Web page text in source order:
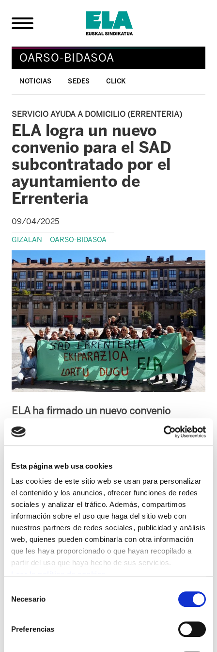
Esta página web usa cookies
Las cookies de este sitio web se usan para personalizar
el contenido y los anuncios, ofrecer funciones de redes
sociales y analizar el tráfico. Además, compartimos
información sobre el uso que haga del sitio web con
nuestros partners de redes sociales, publicidad y análisis
web, quienes pueden combinarla con otra información
que les haya proporcionado o que hayan recopilado a
partir del uso que haya hecho de sus servicios.
Necesario
Preferencias
OARSO-BIDASOA
NOTICIAS SEDES CLICK
SERVICIO AYUDA A DOMICILIO (ERRENTERIA)
ELA logra un nuevo
convenio para el SAD
subcontratado por el
ayuntamiento de
Errenteria
09/04/2025
GIZALAN OARSO-BIDASOA
ELA ha firmado un nuevo convenio
colectivo para regular las condiciones
laborales de las trabajadoras del Servicio
Errenteria, subcontratado con la empresa
Arquisocial. Tras un proceso de huelga
anterior, movilizaciones y más de un año
de negociaciones, ELA ha logrado
equiparar gran parte de sus condiciones
laborales con la plantilla del
ayuntamiento que realiza el mismo
trabajo. Esto supone un incremento
salariales, además de otras mejoras en